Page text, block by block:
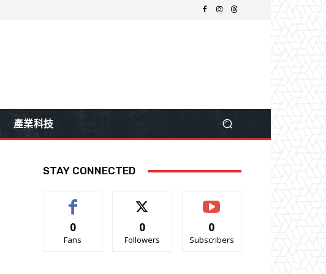
產業科技
STAY CONNECTED
0
Fans
0
Followers
0
Subscribers